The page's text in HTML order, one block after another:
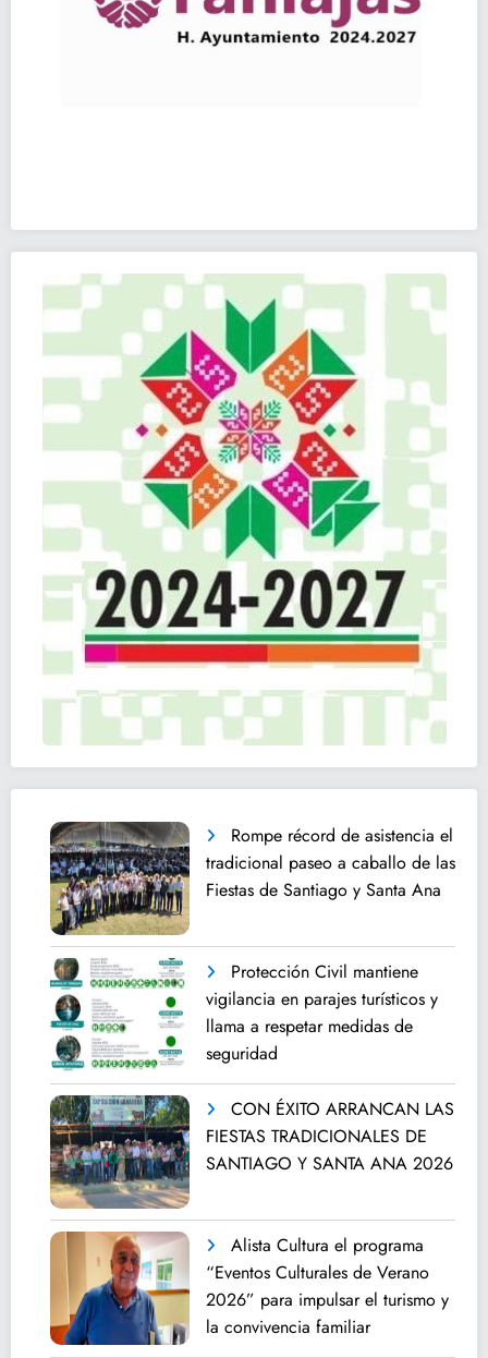
Rompe récord de asistencia el
tradicional paseo a caballo de las
Fiestas de Santiago y Santa Ana
Protección Civil mantiene
vigilancia en parajes turísticos y
llama a respetar medidas de
seguridad
CON ÉXITO ARRANCAN LAS
FIESTAS TRADICIONALES DE
SANTIAGO Y SANTA ANA 2026
Alista Cultura el programa
“Eventos Culturales de Verano
2026” para impulsar el turismo y
la convivencia familiar